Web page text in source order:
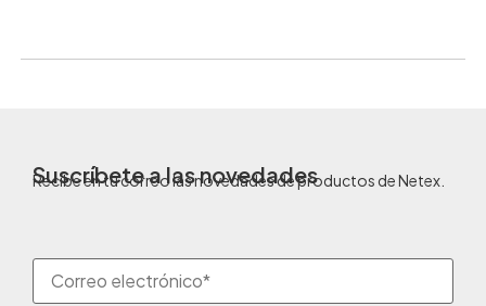
Suscríbete a las novedades
Recibe en tu correo las novedades de productos de Netex.